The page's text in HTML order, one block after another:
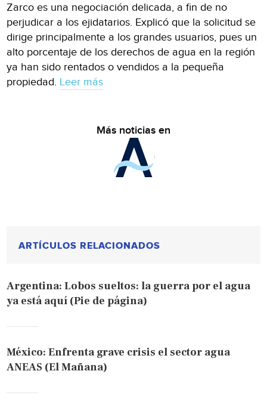
Zarco es una negociación delicada, a fin de no
perjudicar a los ejidatarios. Explicó que la solicitud se
dirige principalmente a los grandes usuarios, pues un
alto porcentaje de los derechos de agua en la región
ya han sido rentados o vendidos a la pequeña
propiedad. Leer más
Más noticias en
ARTÍCULOS RELACIONADOS
Argentina: Lobos sueltos: la guerra por el agua
ya está aquí (Pie de página)
México: Enfrenta grave crisis el sector agua
ANEAS (El Mañana)